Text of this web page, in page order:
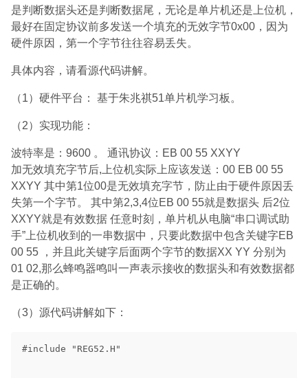
是判断数据头还是判断数据尾，无论是单片机还是上位机，
最好在固定协议前多发送一个填充的无效字节0x00，因为
硬件原因，第一个字节往往容易丢失。
具体内容，请看源代码讲解。
（1）硬件平台： 基于朱兆祺51单片机学习板。
（2）实现功能：
波特率是：9600 。 通讯协议：EB 00 55 XXYY
加无效填充字节后,上位机实际上应该发送：00 EB 00 55
XXYY 其中第1位00是无效填充字节，防止由于硬件原因丢
失第一个字节。 其中第2,3,4位EB 00 55就是数据头 后2位
XXYY就是有效数据 任意时刻，单片机从电脑“串口调试助
手”上位机收到的一串数据中，只要此数据中包含关键字EB
00 55 ，并且此关键字后面两个字节的数据XX YY 分别为
01 02,那么蜂鸣器鸣叫一声表示接收的数据头和有效数据都
是正确的。
（3）源代码讲解如下：
#include "REG52.H"